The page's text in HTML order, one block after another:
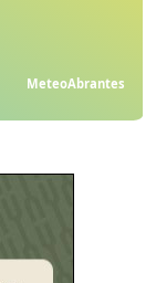
MeteoAbrantes